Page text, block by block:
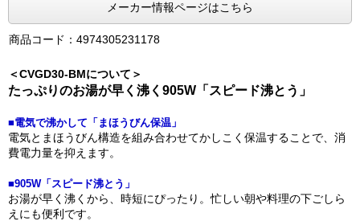
メーカー情報ページはこちら
商品コード：4974305231178
＜CVGD30-BMについて＞
たっぷりのお湯が早く沸く905W「スピード沸とう」
■電気で沸かして「まほうびん保温」
電気とまほうびん構造を組み合わせてかしこく保温することで、消
費電力量を抑えます。
■905W「スピード沸とう」
お湯が早く沸くから、時短にぴったり。忙しい朝や料理の下ごしら
えにも便利です。